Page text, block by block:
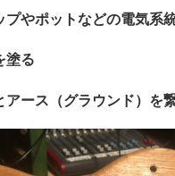
プやポットなどの電気系
塗る
アース（グラウンド）を繋